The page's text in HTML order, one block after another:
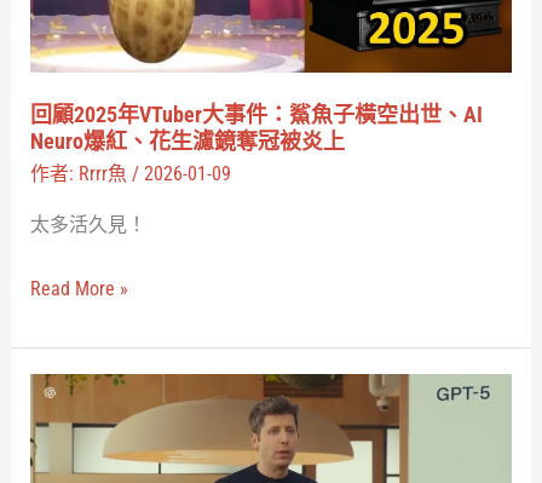
京
巨
目
次
理
回顧2025年VTuber大事件：鯊魚子橫空出世、AI
Neuro爆紅、花生濾鏡奪冠被炎上
作者: Rrrr魚 / 2026-01-09
太多活久見！
事
件：
鯊
魚
子
空
AI
Neuro
紅、
Read More »
GPT-
5
減